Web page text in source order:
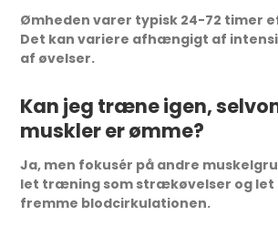
Ømheden varer typisk 24-72 timer
Det kan variere afhængigt af
af øvelser.
Kan jeg træne igen,
muskler er ømme?
Ja, men fokusér på andre
let træning som strækøvelser og let
fremme blodcirkulationen.